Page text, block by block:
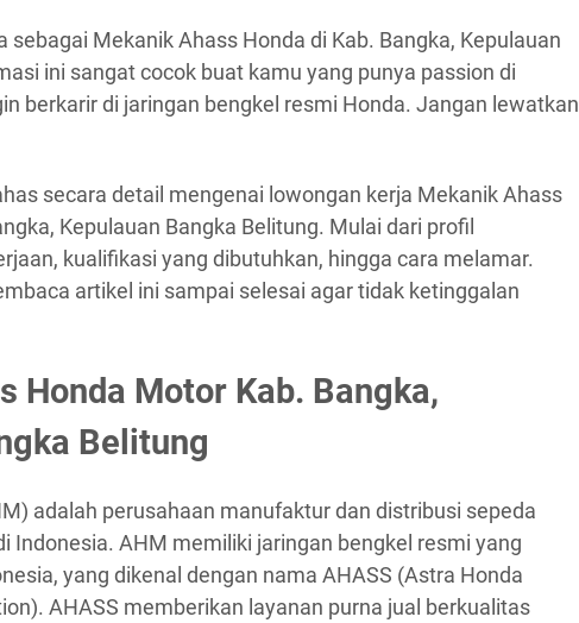
sebagai Mekanik Ahass Honda di Kab. Bangka, Kepulauan
ini sangat cocok buat kamu yang punya passion di
berkarir di jaringan bengkel resmi Honda. Jangan lewatkan
secara detail mengenai lowongan kerja Mekanik Ahass
Kepulauan Bangka Belitung. Mulai dari profil
kualifikasi yang dibutuhkan, hingga cara melamar.
artikel ini sampai selesai agar tidak ketinggalan
Honda Motor Kab. Bangka,
Belitung
adalah perusahaan manufaktur dan distribusi sepeda
Indonesia. AHM memiliki jaringan bengkel resmi yang
yang dikenal dengan nama AHASS (Astra Honda
AHASS memberikan layanan purna jual berkualitas